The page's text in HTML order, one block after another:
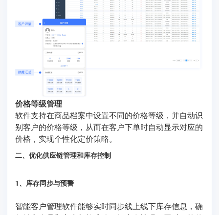
价格等级管理
软件支持在商品档案中设置不同的价格等级，并自动识
别客户的价格等级，从而在客户下单时自动显示对应的
价格，实现个性化定价策略。
二、优化供应链管理和库存控制
1、库存同步与预警
智能客户管理软件能够实时同步线上线下库存信息，确